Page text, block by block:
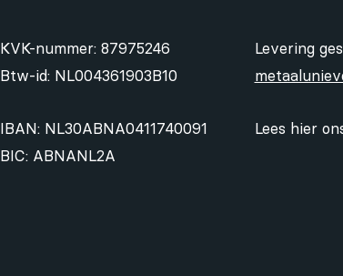
KVK-nummer: 87975246
Btw-id: NL004361903B10
IBAN: NL30ABNA0411740091
BIC: ABNANL2A
Levering
Lees hier